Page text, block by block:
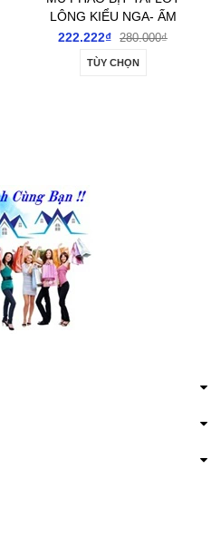
NGUYỆN- MŨ ARMY
XANH
44.444₫ 75.000₫
MUA HÀNG